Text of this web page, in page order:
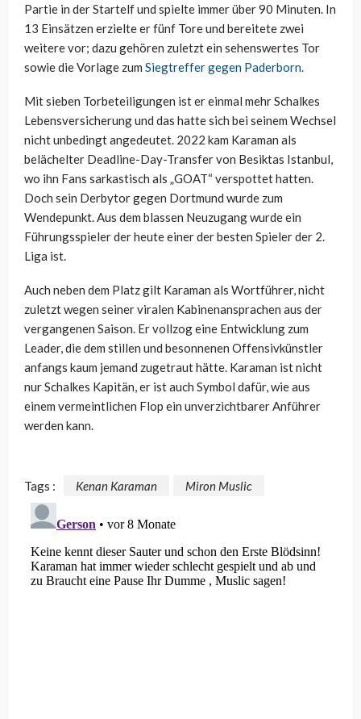
Partie in der Startelf und spielte immer über 90 Minuten. In
13 Einsätzen erzielte er fünf Tore und bereitete zwei
weitere vor; dazu gehören zuletzt ein sehenswertes Tor
sowie die Vorlage zum Siegtreffer gegen Paderborn.
Mit sieben Torbeteiligungen ist er einmal mehr Schalkes
Lebensversicherung und das hatte sich bei seinem Wechsel
nicht unbedingt angedeutet. 2022 kam Karaman als
belächelter Deadline-Day-Transfer von Besiktas Istanbul,
wo ihn Fans sarkastisch als „GOAT“ verspottet hatten.
Doch sein Derbytor gegen Dortmund wurde zum
Wendepunkt. Aus dem blassen Neuzugang wurde ein
Führungsspieler der heute einer der besten Spieler der 2.
Liga ist.
Auch neben dem Platz gilt Karaman als Wortführer, nicht
zuletzt wegen seiner viralen Kabinenansprachen aus der
vergangenen Saison. Er vollzog eine Entwicklung zum
Leader, die dem stillen und besonnenen Offensivkünstler
anfangs kaum jemand zugetraut hätte. Karaman ist nicht
nur Schalkes Kapitän, er ist auch Symbol dafür, wie aus
einem vermeintlichen Flop ein unverzichtbarer Anführer
werden kann.
Tags : Kenan Karaman Miron Muslic